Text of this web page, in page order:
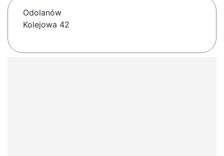
Odolanów
Kolejowa 42